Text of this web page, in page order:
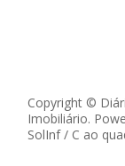
Copyright ©
Imobiliário.
SolInf/ C ao